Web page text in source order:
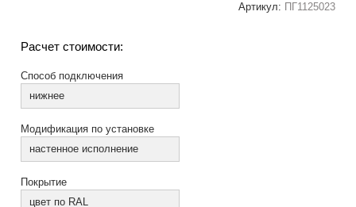
Артикул: ПГ1125023
Расчет стоимости:
Способ подключения
нижнее
Модификация по установке
настенное исполнение
Покрытие
цвет по RAL